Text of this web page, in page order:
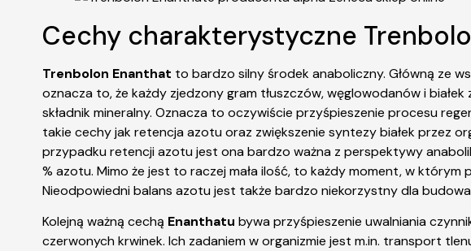
Cechy charakterystyczne
Trenbolon Enanthat to bardzo silny środek anaboliczny. Główną ze
oznacza to, że każdy zjedzony gram tłuszczów, węglowodanów i
składnik mineralny. Oznacza to oczywiście przyśpieszenie procesu
takie cechy jak retencja azotu oraz zwiększenie syntezy białek przez
przypadku retencji azotu jest ona bardzo ważna z perspektywy
% azotu. Mimo że jest to raczej mała ilość, to każdy moment, w
Nieodpowiedni balans azotu jest także bardzo niekorzystny dla
Kolejną ważną cechą Enanthatu bywa przyśpieszenie uwalniania
czerwonych krwinek. Ich zadaniem w organizmie jest m.in. transport